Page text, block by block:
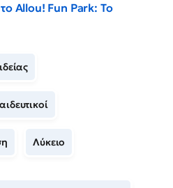
Allou! Fun Park: Το
Λύκειο